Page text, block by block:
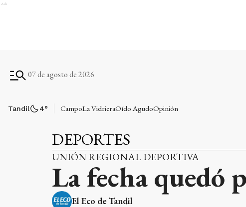
Ads
07 de agosto de 2026
Tandil 4° CampoLa VidrieraOído AgudoOpinión
DEPORTES
UNIÓN REGIONAL DEPORTIVA
La fecha quedó
El Eco de Tandil